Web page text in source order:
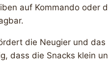
auf Kommando oder
die Neugier und
dass die Snacks klein